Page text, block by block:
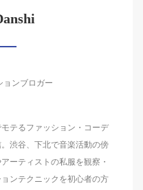
ョンブロガー
テるファッション・コーデ
渋谷、下北で音楽活動の傍
ーティストの私服を観察・
ンテクニックを初心者の方